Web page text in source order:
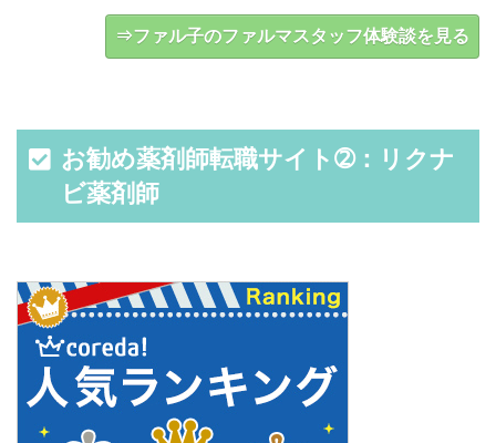
⇒ファル子のファルマスタッフ体験談を見る
お勧め薬剤師転職サイト➁：リクナ
ビ薬剤師